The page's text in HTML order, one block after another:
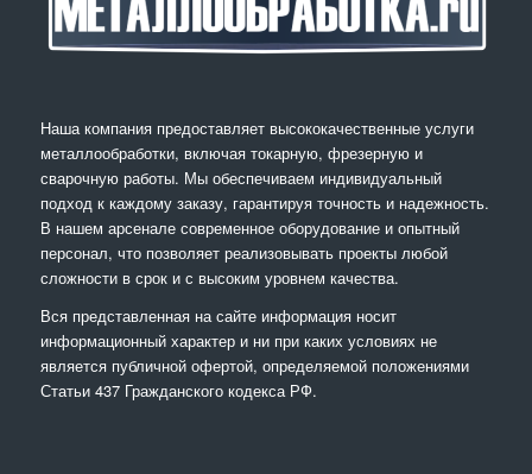
Наша компания предоставляет высококачественные услуги
металлообработки, включая токарную, фрезерную и
сварочную работы. Мы обеспечиваем индивидуальный
подход к каждому заказу, гарантируя точность и надежность.
В нашем арсенале современное оборудование и опытный
персонал, что позволяет реализовывать проекты любой
сложности в срок и с высоким уровнем качества.
Вся представленная на сайте информация носит
информационный характер и ни при каких условиях не
является публичной офертой, определяемой положениями
Статьи 437 Гражданского кодекса РФ.